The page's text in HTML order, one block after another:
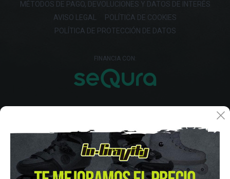
MÉTODOS DE PAGO, DEVOLUCIONES Y DATOS DE INTERÉS
AVISO LEGAL
POLÍTICA DE COOKIES
POLÍTICA DE PROTECCIÓN DE DATOS
FINANCIA CON: